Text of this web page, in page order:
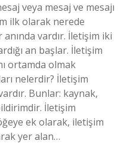
veya mesaj ve mesajı
ilk olarak nerede
vardır. İletişim iki
an başlar. İletişim
ortamda olmak
nelerdir? İletişim
Bunlar: kaynak,
İletişim
ek olarak, iletişim
yer alan…